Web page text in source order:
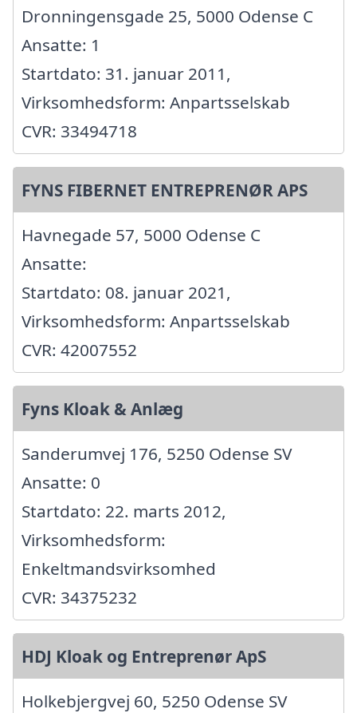
Dronningensgade 25, 5000 Odense C
Ansatte: 1
Startdato: 31. januar 2011,
Virksomhedsform: Anpartsselskab
CVR: 33494718
FYNS FIBERNET ENTREPRENØR APS
Havnegade 57, 5000 Odense C
Ansatte:
Startdato: 08. januar 2021,
Virksomhedsform: Anpartsselskab
CVR: 42007552
Fyns Kloak & Anlæg
Sanderumvej 176, 5250 Odense SV
Ansatte: 0
Startdato: 22. marts 2012,
Virksomhedsform:
Enkeltmandsvirksomhed
CVR: 34375232
HDJ Kloak og Entreprenør ApS
Holkebjergvej 60, 5250 Odense SV